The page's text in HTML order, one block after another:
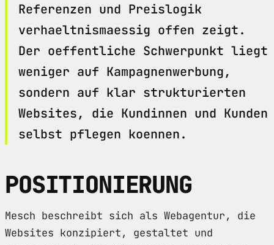
Referenzen und Preislogik
verhaeltnismaessig offen zeigt.
Der oeffentliche Schwerpunkt liegt
weniger auf Kampagnenwerbung,
sondern auf klar strukturierten
Websites, die Kundinnen und Kunden
selbst pflegen koennen.
POSITIONIERUNG
Mesch beschreibt sich als Webagentur, die
Websites konzipiert, gestaltet und